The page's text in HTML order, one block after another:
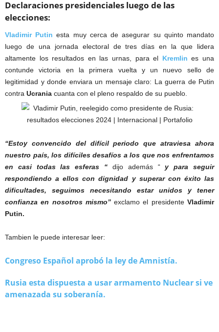
Declaraciones presidenciales luego de las
elecciones:
Vladimir Putin esta muy cerca de asegurar su quinto mandato
luego de una jornada electoral de tres días en la que lidera
altamente los resultados en las urnas, para el Kremlin es una
contunde victoria en la primera vuelta y un nuevo sello de
legitimidad y donde enviara un mensaje claro: La guerra de Putin
contra Ucrania cuanta con el pleno respaldo de su pueblo.
“Estoy convencido del difícil periodo que atraviesa ahora
nuestro país, los difíciles desafíos a los que nos enfrentamos
en casi todas las esferas “ dijo además “y para seguir
respondiendo a ellos con dignidad y superar con éxito las
dificultades, seguimos necesitando estar unidos y tener
confianza en nosotros mismo” exclamo el presidenteVladimir
Putin.
Tambien le puede interesar leer:
Congreso Español aprobó la ley de Amnistía.
Rusia esta dispuesta a usar armamento Nuclear si ve
amenazada su soberanía.